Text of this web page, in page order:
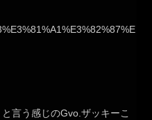
言う感じのGvo.ザッキーこ